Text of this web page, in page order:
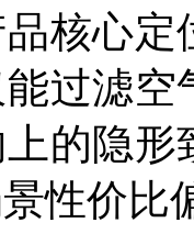
核心
过滤
的隐
性价比